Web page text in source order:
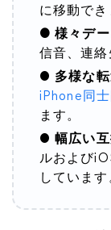
に移動でき
● 様々デ
信音、連絡
● 多様な
iPhone同
ます。
●幅広い
ルおよび
しています